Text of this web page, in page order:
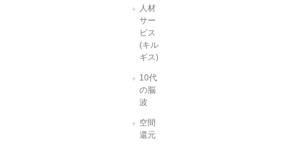
人材
サー
ビス
(キル
ギス)
10代
の脳
波
空間
還元